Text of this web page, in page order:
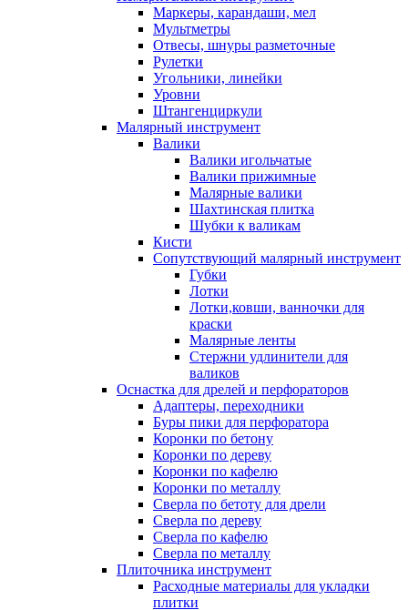
Маркеры, карандаши, мел
Мультметры
Отвесы, шнуры разметочные
Рулетки
Угольники, линейки
Уровни
Штангенциркули
Малярный инструмент
Валики
Валики игольчатые
Валики прижимные
Малярные валики
Шахтинская плитка
Шубки к валикам
Кисти
Сопутствующий малярный инструмент
Губки
Лотки
Лотки,ковши, ванночки для
краски
Малярные ленты
Стержни удлинители для
валиков
Оснастка для дрелей и перфораторов
Адаптеры, переходники
Буры пики для перфоратора
Коронки по бетону
Коронки по дереву
Коронки по кафелю
Коронки по металлу
Сверла по бетоту для дрели
Сверла по дереву
Сверла по кафелю
Сверла по металлу
Плиточника инструмент
Расходные материалы для укладки
плитки